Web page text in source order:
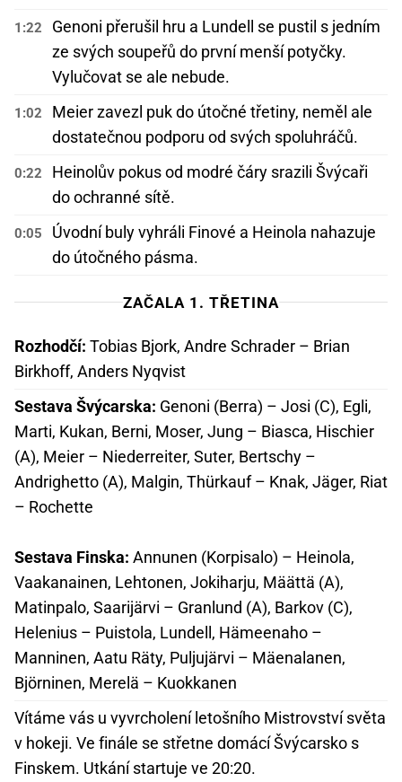
1:22
Genoni přerušil hru a Lundell se pustil s jedním
ze svých soupeřů do první menší potyčky.
Vylučovat se ale nebude.
1:02
Meier zavezl puk do útočné třetiny, neměl ale
dostatečnou podporu od svých spoluhráčů.
0:22
Heinolův pokus od modré čáry srazili Švýcaři
do ochranné sítě.
0:05
Úvodní buly vyhráli Finové a Heinola nahazuje
do útočného pásma.
ZAČALA 1. TŘETINA
Rozhodčí: Tobias Bjork, Andre Schrader – Brian
Birkhoff, Anders Nyqvist
Sestava Švýcarska: Genoni (Berra) – Josi (C), Egli,
Marti, Kukan, Berni, Moser, Jung – Biasca, Hischier
(A), Meier – Niederreiter, Suter, Bertschy –
Andrighetto (A), Malgin, Thürkauf – Knak, Jäger, Riat
– Rochette
Sestava Finska: Annunen (Korpisalo) – Heinola,
Vaakanainen, Lehtonen, Jokiharju, Määttä (A),
Matinpalo, Saarijärvi – Granlund (A), Barkov (C),
Helenius – Puistola, Lundell, Hämeenaho –
Manninen, Aatu Räty, Puljujärvi – Mäenalanen,
Björninen, Merelä – Kuokkanen
Vítáme vás u vyvrcholení letošního Mistrovství světa
v hokeji. Ve finále se střetne domácí Švýcarsko s
Finskem. Utkání startuje ve 20:20.